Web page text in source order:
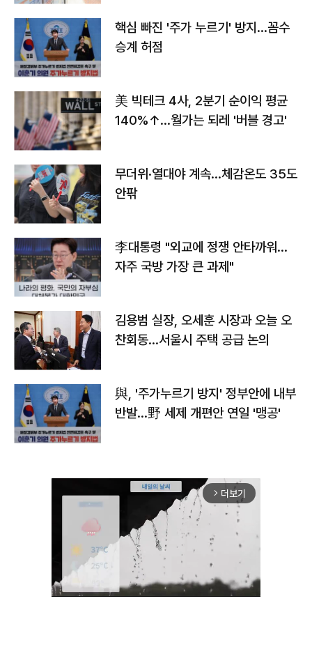
핵심 빠진 '주가 누르기' 방지…꼼수
승계 허점
美 빅테크 4사, 2분기 순이익 평균
140%↑…월가는 되레 '버블 경고'
무더위·열대야 계속…체감온도 35도
안팎
李대통령 "외교에 정쟁 안타까워…
자주 국방 가장 큰 과제"
김용범 실장, 오세훈 시장과 오늘 오
찬회동...서울시 주택 공급 논의
與, '주가누르기 방지' 정부안에 내부
반발…野 세제 개편안 연일 '맹공'
arrow_forward_ios 더보기